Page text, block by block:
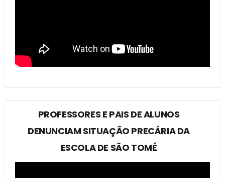
PROFESSORES E PAIS DE ALUNOS
DENUNCIAM SITUAÇÃO PRECÁRIA DA
ESCOLA DE SÃO TOMÉ